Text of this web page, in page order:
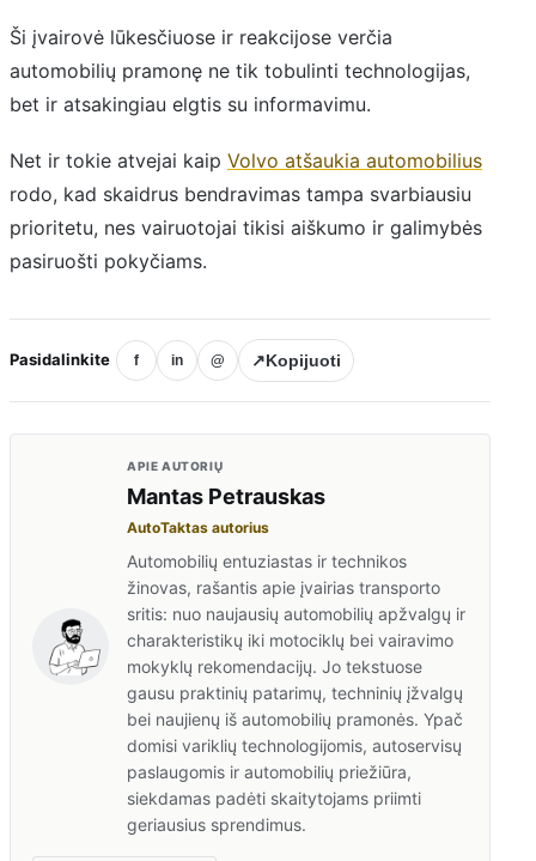
Ši įvairovė lūkesčiuose ir reakcijose verčia
automobilių pramonę ne tik tobulinti technologijas,
bet ir atsakingiau elgtis su informavimu.
Net ir tokie atvejai kaip Volvo atšaukia automobilius
rodo, kad skaidrus bendravimas tampa svarbiausiu
prioritetu, nes vairuotojai tikisi aiškumo ir galimybės
pasiruošti pokyčiams.
Pasidalinkite f in @ ↗Kopijuoti
APIE AUTORIŲ
Mantas Petrauskas
AutoTaktas autorius
Automobilių entuziastas ir technikos
žinovas, rašantis apie įvairias transporto
sritis: nuo naujausių automobilių apžvalgų ir
charakteristikų iki motociklų bei vairavimo
mokyklų rekomendacijų. Jo tekstuose
gausu praktinių patarimų, techninių įžvalgų
bei naujienų iš automobilių pramonės. Ypač
domisi variklių technologijomis, autoservisų
paslaugomis ir automobilių priežiūra,
siekdamas padėti skaitytojams priimti
geriausius sprendimus.